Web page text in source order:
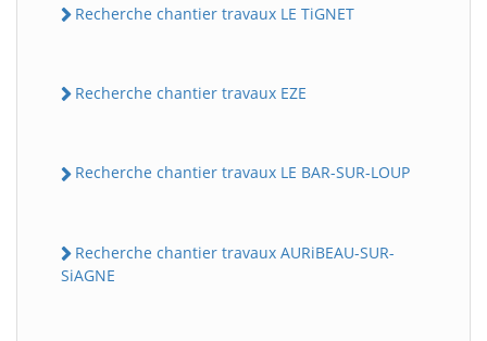
Recherche chantier travaux LE TiGNET
Recherche chantier travaux EZE
Recherche chantier travaux LE BAR-SUR-LOUP
Recherche chantier travaux AURiBEAU-SUR-
SiAGNE